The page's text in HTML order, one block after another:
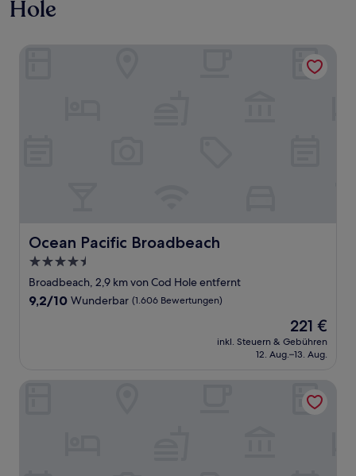
Hole
Ocean Pacific Broadbeach
Ocean Pacific Broadbeach
4.5-
Sterne-
Unterkunft
Broadbeach, 2,9 km von Cod Hole entfernt
9.2
9,2/10 Wunderbar (1.606 Bewertungen)
Der
Preis
beträgt
221 €
inkl. Steuern & Gebühren
12. Aug.–13. Aug.